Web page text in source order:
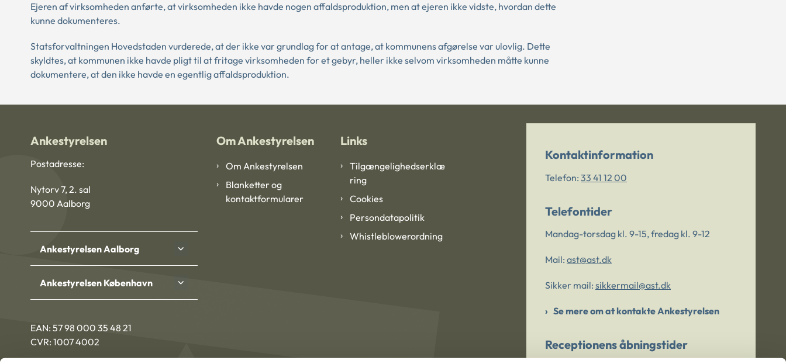
Ejeren af virksomheden anførte, at virksomheden ikke havde nogen affaldsproduktion, men at ejeren ikke vidste, hvordan dette
kunne dokumenteres.
Statsforvaltningen Hovedstaden vurderede, at der ikke var grundlag for at antage, at kommunens afgørelse var ulovlig. Dette
skyldtes, at kommunen ikke havde pligt til at fritage virksomheden for et gebyr, heller ikke selvom virksomheden måtte kunne
dokumentere, at den ikke havde en egentlig affaldsproduktion.
Ankestyrelsen
Postadresse:
Nytorv 7, 2. sal
9000 Aalborg
Ankestyrelsen Aalborg
Ankestyrelsen København
EAN: 57 98 000 35 48 21
CVR: 1007 4002
Om Ankestyrelsen
Om Ankestyrelsen
Blanketter og
kontaktformularer
Links
Tilgængelighedserklæ
ring
Cookies
Persondatapolitik
Whistleblowerordning
Kontaktinformation
Telefon: 33 41 12 00
Telefontider
Mandag-torsdag kl. 9-15, fredag kl. 9-12
Mail: ast@ast.dk
Sikker mail: sikkermail@ast.dk
Se mere om at kontakte Ankestyrelsen
Receptionens åbningstider